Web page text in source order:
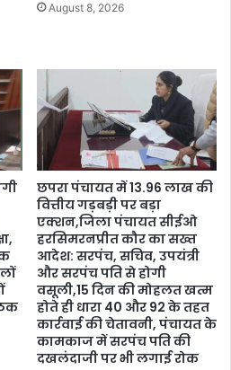
August 8, 2026
छपरा पंचायत में 13.96 लाख की
वित्तीय गड़बड़ी पर बड़ा
एक्शन,जिला पंचायत सीईओ
हरसिमरनप्रीत कौर का सख्त
आदेश: सरपंच, सचिव, उपयंत्री
और सरपंच पति से होगी
वसूली,15 दिन की मोहलत खत्म
होते ही धारा 40 और 92 के तहत
कार्रवाई की चेतावनी, पंचायत के
कामकाज में सरपंच पति की
दखलंदाजी पर भी लगाई रोक